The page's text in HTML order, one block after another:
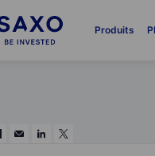
Produits